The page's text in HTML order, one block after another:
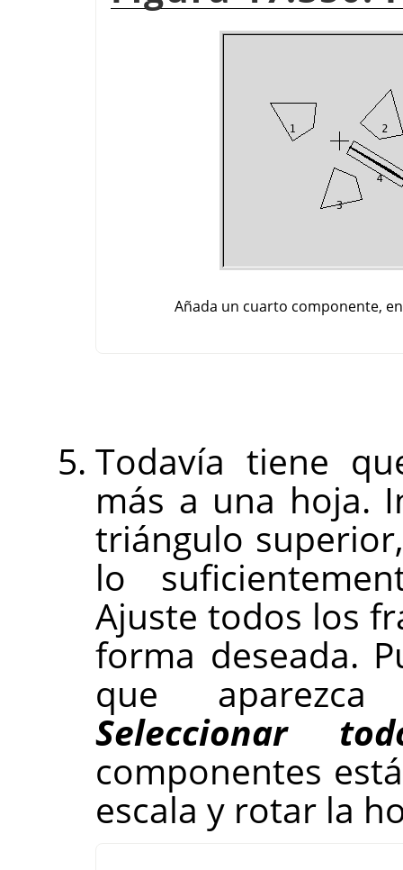
Añada un cuarto componente,
Todavía tiene
más a una hoja.
triángulo
lo
Ajuste todos los
forma deseada.
que
Seleccionar
componentes
escala y rotar la